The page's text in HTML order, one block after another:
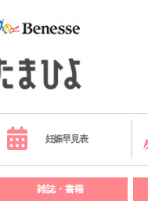
妊娠早見表
雑誌・書籍